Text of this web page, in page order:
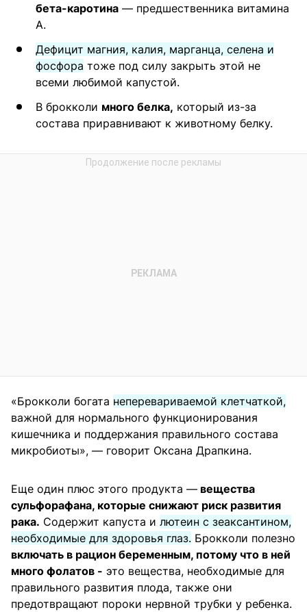
бета-каротина — предшественника витамина
А.
Дефицит магния, калия, марганца, селена и
фосфора тоже под силу закрыть этой не
всеми любимой капустой.
В брокколи много белка, который из-за
состава приравнивают к животному белку.
«Брокколи богата неперевариваемой клетчаткой,
важной для нормального функционирования
кишечника и поддержания правильного состава
микробиоты», — говорит Оксана Драпкина.
Еще один плюс этого продукта — вещества
сульфорафана, которые снижают риск развития
рака. Содержит капуста и лютеин с зеаксантином,
необходимые для здоровья глаз. Брокколи полезно
включать в рацион беременным, потому что в ней
много фолатов - это вещества, необходимые для
правильного развития плода, также они
предотвращают пороки нервной трубки у ребенка.